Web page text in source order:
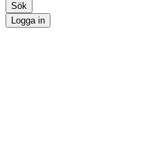
Sök
Logga in